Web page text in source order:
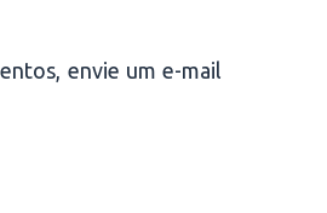
envie um e-mail